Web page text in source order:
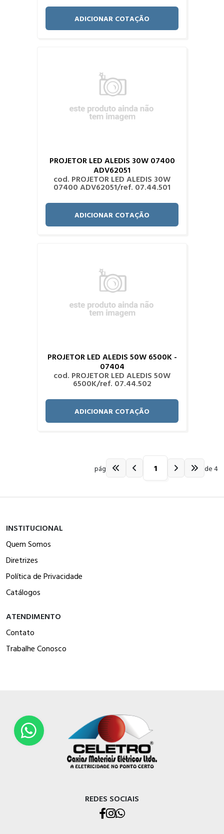
ADICIONAR COTAÇÃO
PROJETOR LED ALEDIS 30W 07400
ADV62051
cod. PROJETOR LED ALEDIS 30W
07400 ADV62051/ref. 07.44.501
ADICIONAR COTAÇÃO
PROJETOR LED ALEDIS 50W 6500K -
07404
cod. PROJETOR LED ALEDIS 50W
6500K/ref. 07.44.502
ADICIONAR COTAÇÃO
pág de 4
INSTITUCIONAL
Quem Somos
Diretrizes
Política de Privacidade
Catálogos
ATENDIMENTO
Contato
Trabalhe Conosco
REDES SOCIAIS